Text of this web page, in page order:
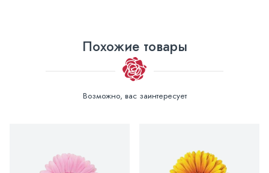
Похожие товары
Возможно, вас заинтересует